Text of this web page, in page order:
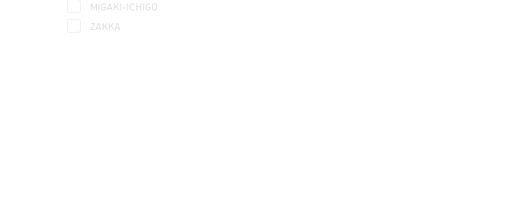
MIGAKI-ICHIGO
ZAKKA